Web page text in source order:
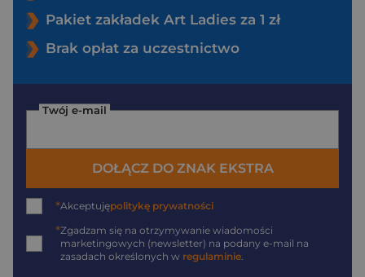
Pakiet zakładek Art Ladies za 1 zł
Brak opłat za uczestnictwo
Twój e-mail
DOŁĄCZ DO ZNAK EKSTRA
*Akceptujępolitykę prywatności
*Zgadzam się na otrzymywanie wiadomości
marketingowych (newsletter) na podany e-mail na
zasadach określonych w regulaminie